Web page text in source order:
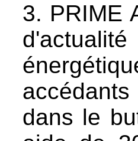
3. PRIME
dans le